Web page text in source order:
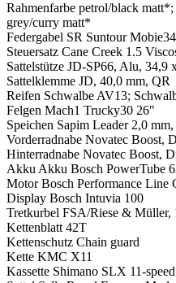
Rahmenfarbe petrol/black
grey/curry matt*
Federgabel SR Suntour
Steuersatz Cane Creek 1.5
Sattelstütze JD-SP66, Alu, 34,9
Sattelklemme JD, 40,0 mm, QR
Reifen Schwalbe AV13;
Felgen Mach1 Trucky30 26"
Speichen Sapim Leader 2,0
Vorderradnabe Novatec Boost,
Hinterradnabe Novatec Boost,
Akku Akku Bosch PowerTube
MotorBosch Performance Line
Display Bosch Intuvia 100
Tretkurbel FSA/Riese & Müller,
Kettenblatt 42T
Kettenschutz Chain guard
Kette KMC X11
Kassette Shimano SLX 11-